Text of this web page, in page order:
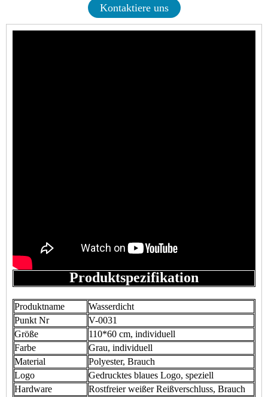
Kontaktiere uns
Produktspezifikation
Produktname
Wasserdicht
Punkt Nr
V-0031
Größe
110*60 cm, individuell
Farbe
Grau, individuell
Material
Polyester, Brauch
Logo
Gedrucktes blaues Logo, speziell
Hardware
Rostfreier weißer Reißverschluss, Brauch